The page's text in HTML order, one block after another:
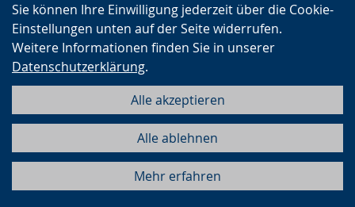
Sie können Ihre Einwilligung jederzeit über die Cookie-
Einstellungen unten auf der Seite widerrufen.
Weitere Informationen finden Sie in unserer
Datenschutzerklärung.
Alle akzeptieren
Alle ablehnen
Mehr erfahren